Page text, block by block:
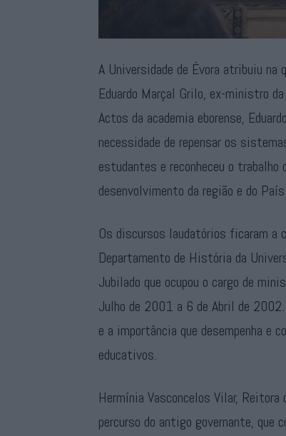
A Universidade de Évora atribuiu
Eduardo Marçal Grilo, ex-ministro
Actos da academia eborense,
necessidade de repensar os
estudantes e reconheceu o trabalho
desenvolvimento da região e do País.
Os discursos laudatórios ficaram a
Departamento de História da
Jubilado que ocupou o cargo de
Julho de 2001 a 6 de Abril de 2002.
e a importância que desempenha e
educativos.
Hermínia Vasconcelos Vilar, Reitora
percurso do antigo governante, que